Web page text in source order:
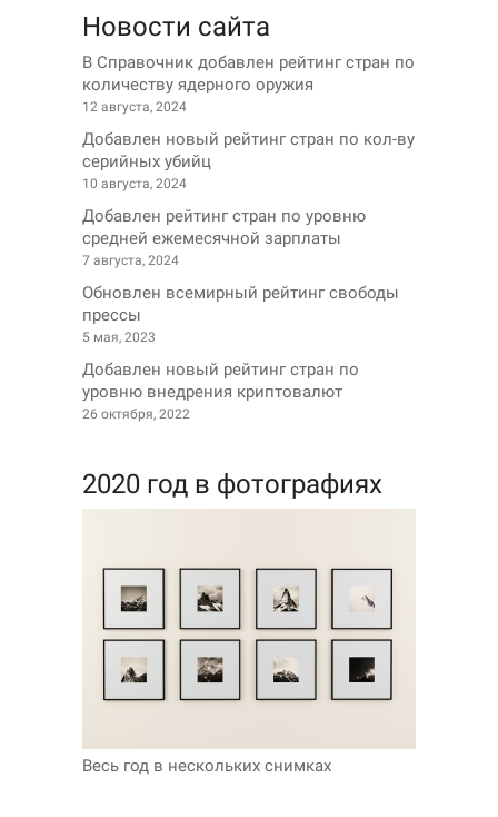
Новости сайта
В Справочник добавлен рейтинг стран по
количеству ядерного оружия
12 августа, 2024
Добавлен новый рейтинг стран по кол-ву
серийных убийц
10 августа, 2024
Добавлен рейтинг стран по уровню
средней ежемесячной зарплаты
7 августа, 2024
Обновлен всемирный рейтинг свободы
прессы
5 мая, 2023
Добавлен новый рейтинг стран по
уровню внедрения криптовалют
26 октября, 2022
2020 год в фотографиях
Весь год в нескольких снимках